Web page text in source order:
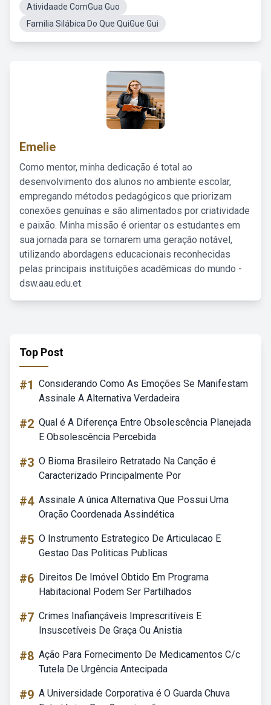
Atividaade ComGua Guo
Familia Silábica Do Que QuiGue Gui
Emelie
Como mentor, minha dedicação é total ao
desenvolvimento dos alunos no ambiente escolar,
empregando métodos pedagógicos que priorizam
conexões genuínas e são alimentados por criatividade
e paixão. Minha missão é orientar os estudantes em
sua jornada para se tornarem uma geração notável,
utilizando abordagens educacionais reconhecidas
pelas principais instituições acadêmicas do mundo -
dsw.aau.edu.et.
Top Post
#1 Considerando Como As Emoções Se Manifestam
Assinale A Alternativa Verdadeira
#2 Qual é A Diferença Entre Obsolescência Planejada
E Obsolescência Percebida
#3 O Bioma Brasileiro Retratado Na Canção é
Caracterizado Principalmente Por
#4 Assinale A única Alternativa Que Possui Uma
Oração Coordenada Assindética
#5 O Instrumento Estrategico De Articulacao E
Gestao Das Politicas Publicas
#6 Direitos De Imóvel Obtido Em Programa
Habitacional Podem Ser Partilhados
#7 Crimes Inafiançáveis Imprescritíveis E
Insuscetíveis De Graça Ou Anistia
#8 Ação Para Fornecimento De Medicamentos C/c
Tutela De Urgência Antecipada
#9 A Universidade Corporativa é O Guarda Chuva